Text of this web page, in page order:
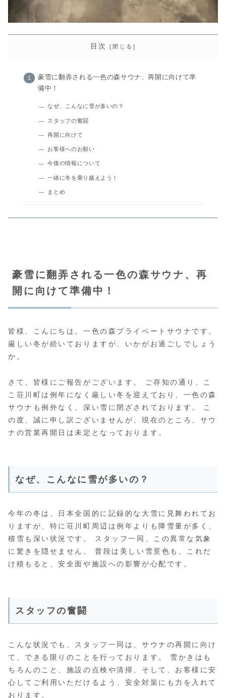
目次
豪雪に翻弄される一色の森サウナ、再開に向けて準
備中！
なぜ、こんなに雪が多いの？
スタッフの奮闘
再開に向けて
お客様へのお願い
今後の情報について
一緒に冬を乗り越えよう！
まとめ
豪雪に翻弄される一色の森サウナ、再
開に向けて準備中！
皆様、こんにちは。一色の森プライベートサウナです。
厳しい冬が続いておりますが、いかがお過ごしでしょう
か。
さて、皆様にご報告がございます。 ご存知の通り、こ
こ荘川町は例年になく厳しい冬を迎えており、一色の森
サウナも例外なく、深い雪に閉ざされております。 こ
の度、誠に申し訳ございませんが、現在のところ、サウ
ナの営業再開日は未定となっております。
なぜ、こんなに雪が多いの？
今年の冬は、日本全国的に記録的な大雪に見舞われてお
りますが、特に荘川町周辺は例年よりも降雪量が多く、
積雪も深い状況です。 スタッフ一同、この異常な気象
に驚きを隠せません。 普段は美しい雪景色も、これだ
け積もると、安全面や施設への影響が心配です。
スタッフの奮闘
こんな状況でも、スタッフ一同は、サウナの再開に向け
て、できる限りのことを行っております。 雪かきはも
ちろんのこと、施設の点検や清掃、そして、お客様に安
心してご利用いただけるよう、安全対策にも力を入れて
おります。